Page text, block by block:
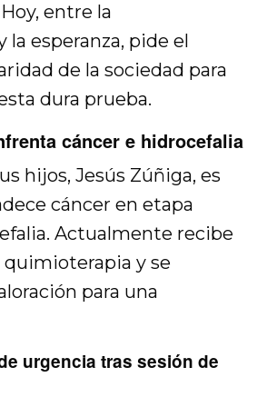
entre la
la esperanza, pide el
de la sociedad para
dura prueba.
cáncer e hidrocefalia
hijos, Jesús Zúñiga, es
cáncer en etapa
Actualmente recibe
y se
para una
urgencia tras sesión de